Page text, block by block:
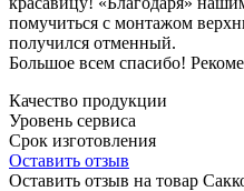
помучиться с монтажом
получился отменный.
Большое всем спасибо!
Качество продукции
Уровень сервиса
Срок изготовления
Оставить отзыв
Оставить отзыв на товар